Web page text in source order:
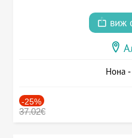
виж
Нона
-25%
37.02€